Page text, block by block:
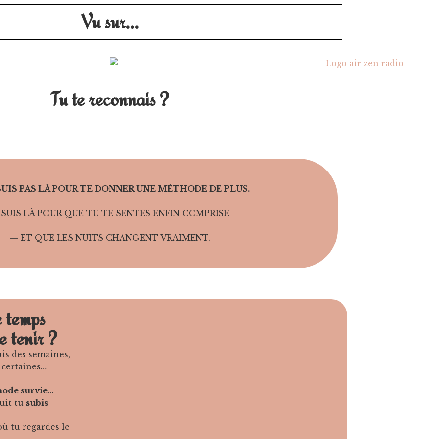
Vu sur...
Tu te reconnais ?
PAS LÀ POUR TE DONNER UNE MÉTHODE DE PLUS.
SUIS LÀ POUR QUE TU TE SENTES ENFIN COMPRISE
— ET QUE LES NUITS CHANGENT VRAIMENT.
tenir ?
des semaines,
survie…
tu subis.
tu regardes le